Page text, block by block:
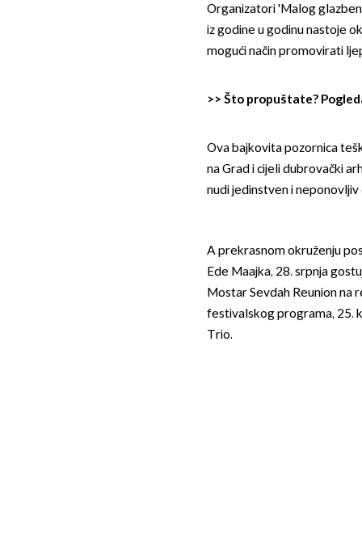
Organizatori 'Malog
iz godine u godinu nastoje
mogući način promovirati
>> Što propuštate?
Ova bajkovita pozornica
na Grad i cijeli dubrovački
nudi jedinstven i neponovljiv
A prekrasnom okruženju
Ede Maajka, 28. srpnja
Mostar Sevdah Reunion na
festivalskog programa, 25.
Trio.